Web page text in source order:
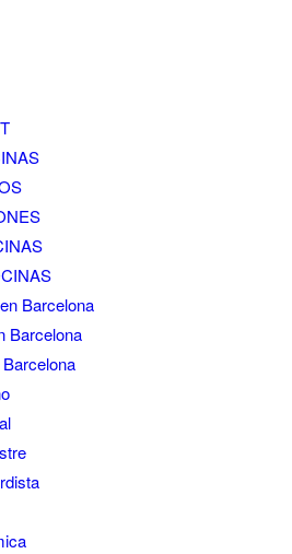
Barcelona
Barcelona